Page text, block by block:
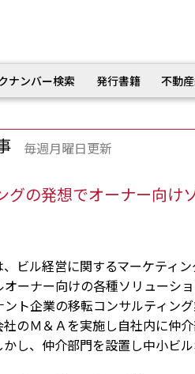
ナンバー検索 発行書籍 不動
毎週月曜日更新
の発想でオーナー向け
ビル経営に関するマーケティ
ーナー向けの各種ソリューショ
ト企業の移転コンサルティン
のＭ＆Ａを実施し自社内に仲
し、仲介部門を設置し中小ビ